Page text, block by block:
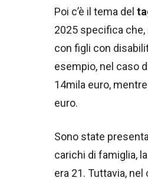
Poi c’è il tema del
2025 specifica che,
con figli con
esempio, nel caso
14mila euro,
euro.
Sono state
carichi di famiglia,
era 21. Tuttavia,